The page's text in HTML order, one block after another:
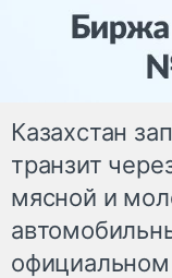
Казахстан
транзит
мясной и
официальном